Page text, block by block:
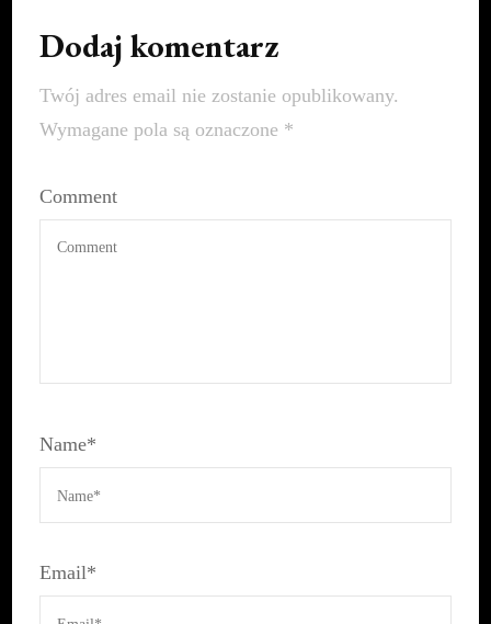
Dodaj komentarz
Twój adres email nie zostanie opublikowany.
Wymagane pola są oznaczone *
Comment
Name*
Email*